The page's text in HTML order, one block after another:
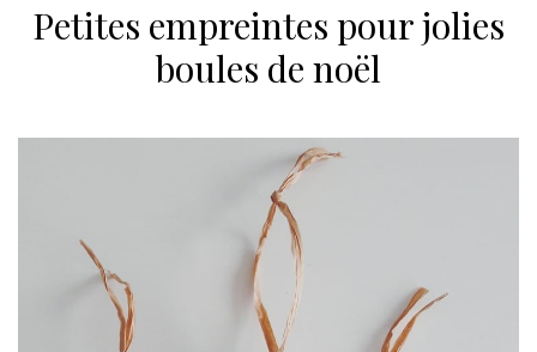
Petites empreintes pour jolies
boules de noël